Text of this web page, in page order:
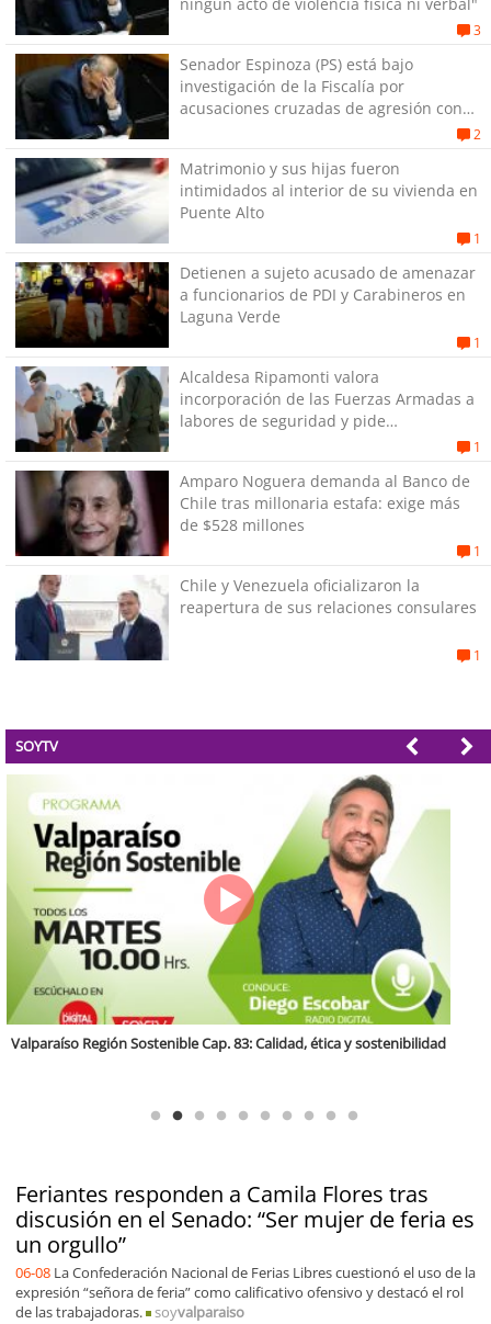
3
Senador Espinoza (PS) está bajo
investigación de la Fiscalía por
acusaciones cruzadas de agresión con
2
Matrimonio y sus hijas fueron
intimidados al interior de su vivienda en
Puente Alto
1
Detienen a sujeto acusado de amenazar
a funcionarios de PDI y Carabineros en
Laguna Verde
1
Alcaldesa Ripamonti valora
incorporación de las Fuerzas Armadas a
labores de seguridad y pide
1
Amparo Noguera demanda al Banco de
Chile tras millonaria estafa: exige más
de $528 millones
1
Chile y Venezuela oficializaron la
reapertura de sus relaciones consulares
1
SOYTV
Feriantes responden a Camila Flores tras
discusión en el Senado: “Ser mujer de feria es
un orgullo”
06-08 La Confederación Nacional de Ferias Libres cuestionó el uso de la
expresión “señora de feria” como calificativo ofensivo y destacó el rol
de las trabajadoras.
soyvalparaiso